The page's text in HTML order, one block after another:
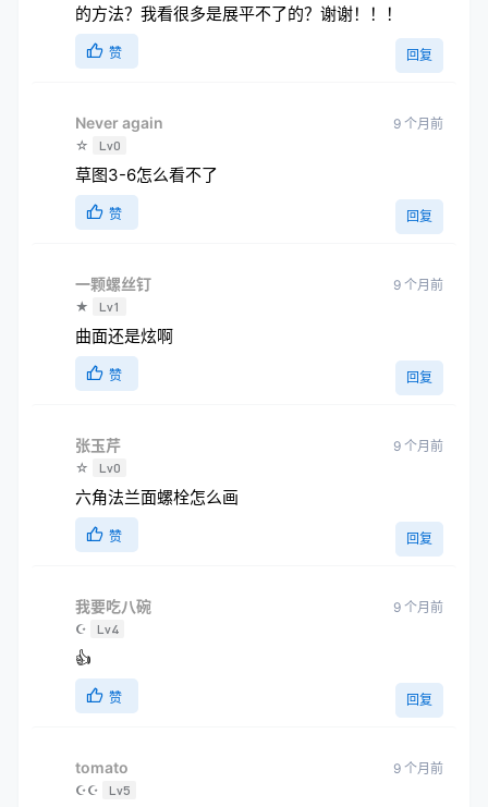
的方法？我看很多是展平不了的？谢谢！！！
赞 回复
Never again
☆ Lv0
9 个月前
草图3-6怎么看不了
赞 回复
一颗螺丝钉
★ Lv1
9 个月前
曲面还是炫啊
赞 回复
张玉芹
☆ Lv0
9 个月前
六角法兰面螺栓怎么画
赞 回复
我要吃八碗
☪ Lv4
9 个月前
👍
赞 回复
tomato
☪☪ Lv5
9 个月前